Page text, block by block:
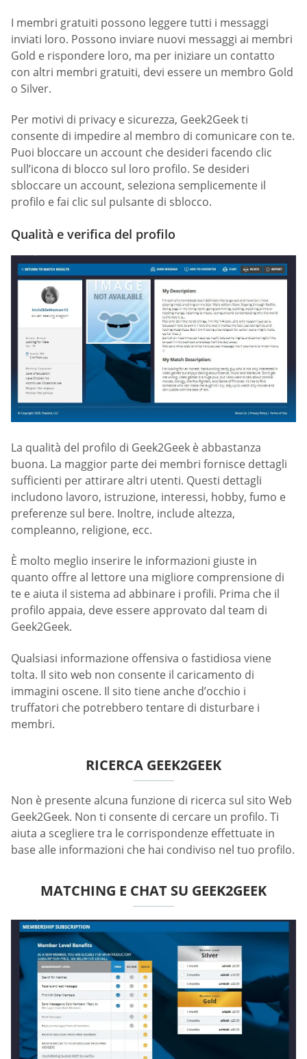
I membri gratuiti possono leggere tutti i messaggi
inviati loro. Possono inviare nuovi messaggi ai membri
Gold e rispondere loro, ma per iniziare un contatto
con altri membri gratuiti, devi essere un membro Gold
o Silver.
Per motivi di privacy e sicurezza, Geek2Geek ti
consente di impedire al membro di comunicare con te.
Puoi bloccare un account che desideri facendo clic
sull’icona di blocco sul loro profilo. Se desideri
sbloccare un account, seleziona semplicemente il
profilo e fai clic sul pulsante di sblocco.
Qualità e verifica del profilo
La qualità del profilo di Geek2Geek è abbastanza
buona. La maggior parte dei membri fornisce dettagli
sufficienti per attirare altri utenti. Questi dettagli
includono lavoro, istruzione, interessi, hobby, fumo e
preferenze sul bere. Inoltre, include altezza,
compleanno, religione, ecc.
È molto meglio inserire le informazioni giuste in
quanto offre al lettore una migliore comprensione di
te e aiuta il sistema ad abbinare i profili. Prima che il
profilo appaia, deve essere approvato dal team di
Geek2Geek.
Qualsiasi informazione offensiva o fastidiosa viene
tolta. Il sito web non consente il caricamento di
immagini oscene. Il sito tiene anche d’occhio i
truffatori che potrebbero tentare di disturbare i
membri.
RICERCA GEEK2GEEK
Non è presente alcuna funzione di ricerca sul sito Web
Geek2Geek. Non ti consente di cercare un profilo. Ti
aiuta a scegliere tra le corrispondenze effettuate in
base alle informazioni che hai condiviso nel tuo profilo.
MATCHING E CHAT SU GEEK2GEEK